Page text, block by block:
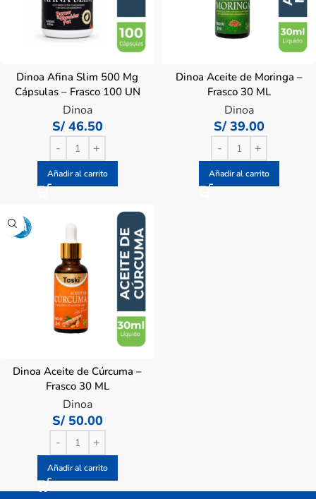
Dinoa Afina Slim 500 Mg
Cápsulas – Frasco 100 UN
Dinoa
S/46.50
Añadir al carrito
Dinoa Aceite de Moringa –
Frasco 30 ML
Dinoa
S/39.00
Añadir al carrito
Dinoa Aceite de Cúrcuma –
Frasco 30 ML
Dinoa
S/50.00
Añadir al carrito